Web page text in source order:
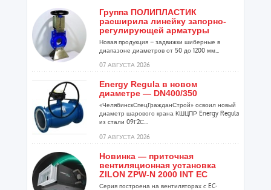
Группа ПОЛИПЛАСТИК
расширила линейку запорно-
регулирующей арматуры
Новая продукция – задвижки шиберные в
диапазоне диаметров от 50 до 1200 мм...
07 АВГУСТА 2026
Energy Regula в новом
диаметре — DN400/350
«ЧелябинскСпецГражданСтрой» освоил новый
диаметр шарового крана КШЦПР Energy Regula
из стали 09Г2С...
07 АВГУСТА 2026
Новинка — приточная
вентиляционная установка
ZILON ZPW-N 2000 INT EC
Серия построена на вентиляторах с EC-